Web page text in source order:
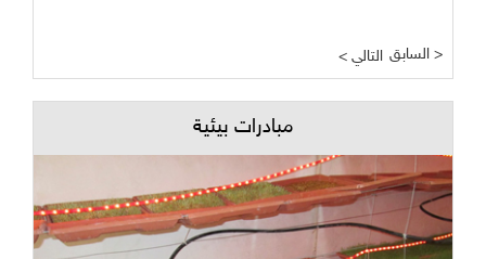
< التالي السابق >
مبادرات بيئية